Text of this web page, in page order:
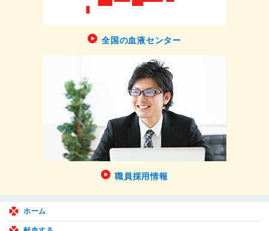
全国の血液センター
職員採用情報
ホーム